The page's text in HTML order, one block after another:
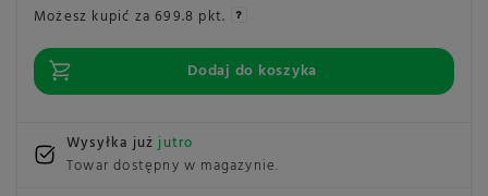
Możesz kupić za699.8 pkt.
Dodaj do koszyka
Wysyłka jużjutro
Towar dostępny w magazynie